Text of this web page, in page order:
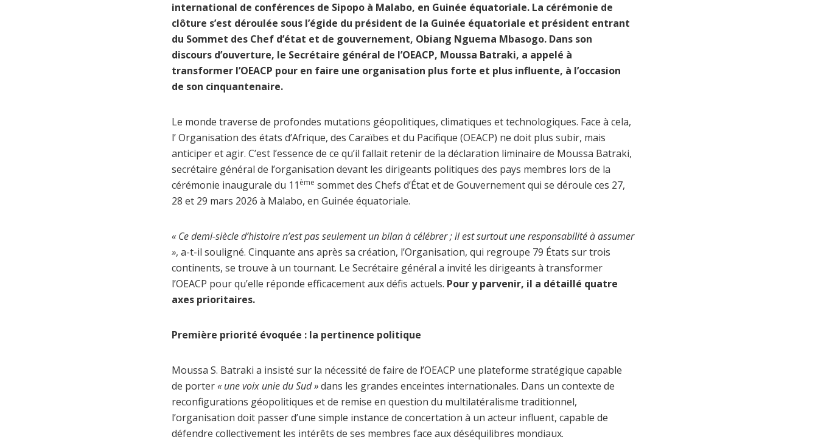
international de conférences de Sipopo à Malabo, en Guinée équatoriale. La cérémonie de
clôture s’est déroulée sous l’égide du président de la Guinée équatoriale et président entrant
du Sommet des Chef d’état et de gouvernement, Obiang Nguema Mbasogo. Dans son
discours d’ouverture, le Secrétaire général de l’OEACP, Moussa Batraki, a appelé à
transformer l’OEACP pour en faire une organisation plus forte et plus influente, à l’occasion
de son cinquantenaire.
Le monde traverse de profondes mutations géopolitiques, climatiques et technologiques. Face à cela,
l’ Organisation des états d’Afrique, des Caraïbes et du Pacifique (OEACP) ne doit plus subir, mais
anticiper et agir. C’est l’essence de ce qu’il fallait retenir de la déclaration liminaire de Moussa Batraki,
secrétaire général de l’organisation devant les dirigeants politiques des pays membres lors de la
cérémonie inaugurale du 11 ème sommet des Chefs d’État et de Gouvernement qui se déroule ces 27,
28 et 29 mars 2026 à Malabo, en Guinée équatoriale.
« Ce demi-siècle d’histoire n’est pas seulement un bilan à célébrer ; il est surtout une responsabilité à assumer
», a-t-il souligné. Cinquante ans après sa création, l’Organisation, qui regroupe 79 États sur trois
continents, se trouve à un tournant. Le Secrétaire général a invité les dirigeants à transformer
l’OEACP pour qu’elle réponde efficacement aux défis actuels. Pour y parvenir, il a détaillé quatre
axes prioritaires.
Première priorité évoquée : la pertinence politique
Moussa S. Batraki a insisté sur la nécessité de faire de l’OEACP une plateforme stratégique capable
de porter« une voix unie du Sud »dans les grandes enceintes internationales. Dans un contexte de
reconfigurations géopolitiques et de remise en question du multilatéralisme traditionnel,
l’organisation doit passer d’une simple instance de concertation à un acteur influent, capable de
défendre collectivement les intérêts de ses membres face aux déséquilibres mondiaux.